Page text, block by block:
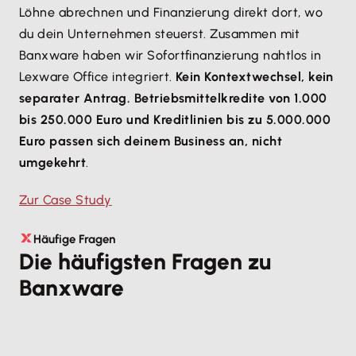
Löhne abrechnen und Finanzierung direkt dort, wo
du dein Unternehmen steuerst. Zusammen mit
Banxware haben wir Sofortfinanzierung nahtlos in
Lexware Office integriert. Kein Kontextwechsel, kein
separater Antrag. Betriebsmittelkredite von 1.000
bis 250.000 Euro und Kreditlinien bis zu 5.000.000
Euro passen sich deinem Business an, nicht
umgekehrt.
Zur Case Study
Häufige Fragen
Die häufigsten Fragen zu
Banxware